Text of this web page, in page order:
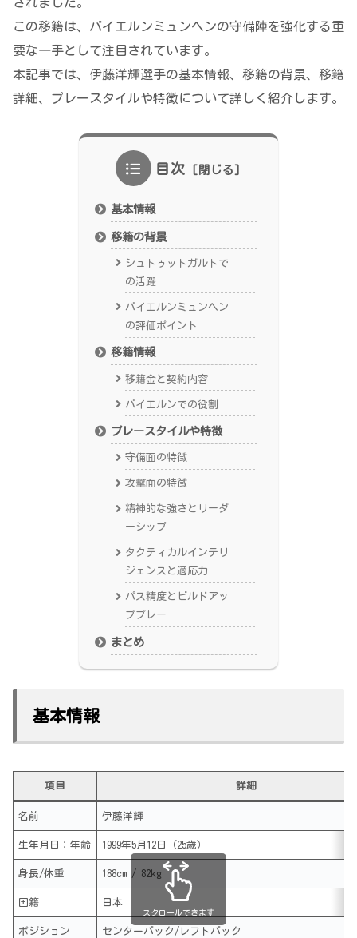
この移籍は、バイエルンミュンヘンの守備陣を強化する重
要な一手として注目されています。
本記事では、伊藤洋輝選手の基本情報、移籍の背景、移籍
詳細、プレースタイルや特徴について詳しく紹介します。
目次
基本情報
移籍の背景
シュトゥットガルトで
の活躍
バイエルンミュンヘン
の評価ポイント
移籍情報
移籍金と契約内容
バイエルンでの役割
プレースタイルや特徴
守備面の特徴
攻撃面の特徴
精神的な強さとリーダ
ーシップ
タクティカルインテリ
ジェンスと適応力
パス精度とビルドアッ
ププレー
まとめ
基本情報
項目 詳細
名前 伊藤洋輝
生年月日：年齢 1999年5月12日（25歳）
身長/体重 188cm / 82kg
国籍 日本
ポジション センターバック/レフトバック
スクロールできます